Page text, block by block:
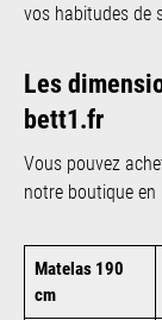
vos habitudes de
Les
bett1.fr
Vous pouvez
notre boutique en
Matelas 190
cm